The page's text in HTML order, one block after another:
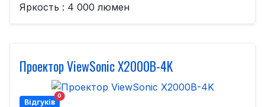
Яркость : 4 000 люмен
Проектор ViewSonic X2000B-4K
Відгуків
0